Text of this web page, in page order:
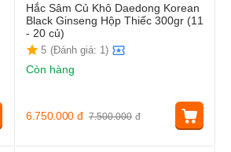
Hắc Sâm Củ Khô Daedong Korean
Black Ginseng Hộp Thiếc 300gr (11
- 20 củ)
5 (Đánh giá: 1)
Còn hàng
7.500.000 đ
6.750.000 đ